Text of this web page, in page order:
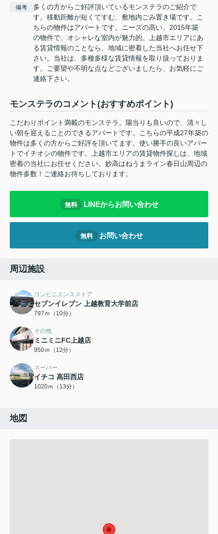
備考
多くの方からご好評頂いているモンステラのご紹介で
す。移動距離が短くてすむ、敷地内ごみ置き場です。こ
ちらの物件はアパートです。ニーズの高い、2015年築
の物件で、オシャレな室内が魅力的。上越市エリアにあ
る賃貸情報のことなら、地域に密着した当社へお任せ下
さい。当社は、多種多様な賃貸情報を取り扱っておりま
す。ご要望や不明な点などございましたら、お気軽にご
連絡下さい。
モンステラのコメント(おすすめポイント)
こだわりポイント満載のモンステラ。陽当りも良いので、清々し
い朝を迎えることのできるアパートです。こちらの平成27年築の
物件は多くの方からご好評を頂いてます。使い勝手の良いアパー
トでイチオシの物件です。上越市エリアの賃貸物件探しは、地域
密着の当社にお任せください。妙高はねうまライン春日山周辺の
物件多数！ご連絡お待ちしております。
無料 LINEからお問い合わせ
無料 お問い合わせ
周辺施設
コンビニエンスストア
セブンイレブン 上越教育大学前店
797ｍ（10分）
その他
ミニミニFC上越店
950ｍ（12分）
スーパー
イチコ 高田西店
1020ｍ（13分）
地図